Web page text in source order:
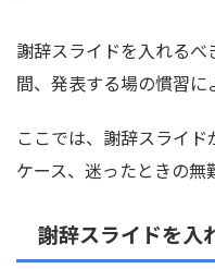
謝辞スライドを入れる
間、発表する場の慣習に
ここでは、謝辞スライ
ケース、迷ったときの無
謝辞スライドを入